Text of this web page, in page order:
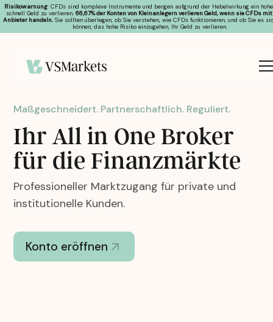
Risikowarnung: CFDs sind komplexe Instrumente und bergen aufgrund der Hebelwirkung ein
schnell Geld zu verlieren. 66,67% der Konten von Kleinanlegern verlieren Geld, wenn sie CFDs
Anbieter handeln. Sie sollten überlegen, ob Sie verstehen, wie CFDs funktionieren, und ob Sie es
können, das hohe Risiko einzugehen, Ihr Geld zu verlieren.
Maßgeschneidert. Partnerschaftlich. Reguliert.
Ihr All in One Broker
für die Finanzmärkte
Professioneller Marktzugang für private und
institutionelle Kunden.
Konto eröffnen